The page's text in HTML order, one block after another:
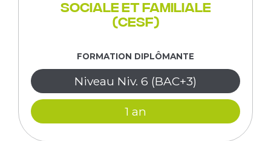
sociale et familiale
(CESF)
FORMATION DIPLÔMANTE
Niveau Niv. 6 (BAC+3)
1 an